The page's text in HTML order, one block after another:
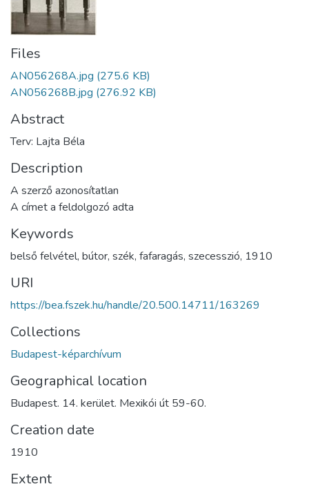
Files
AN056268A.jpg (275.6 KB)
AN056268B.jpg (276.92 KB)
Abstract
Terv: Lajta Béla
Description
A szerző azonosítatlan
A címet a feldolgozó adta
Keywords
belső felvétel, bútor, szék, fafaragás, szecesszió, 1910
URI
https://bea.fszek.hu/handle/20.500.14711/163269
Collections
Budapest-képarchívum
Geographical location
Budapest. 14. kerület. Mexikói út 59-60.
Creation date
1910
Extent